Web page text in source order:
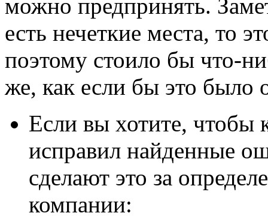
можно предпринять.
есть нечеткие места, то
поэтому стоило бы что-
же, как если бы это было
Если вы хотите, чтобы
исправил найденные
сделают это за
компании: